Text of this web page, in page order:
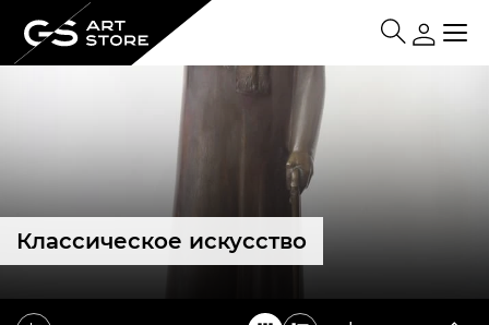
Классическое искусство